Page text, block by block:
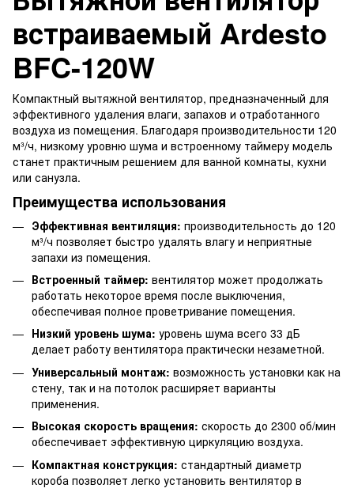
встраиваемый Ardesto
BFC-120W
Компактный вытяжной вентилятор, предназначенный для
эффективного удаления влаги, запахов и отработанного
воздуха из помещения. Благодаря производительности 120
м³/ч, низкому уровню шума и встроенному таймеру модель
станет практичным решением для ванной комнаты, кухни
или санузла.
Преимущества использования
Эффективная вентиляция: производительность до 120
м³/ч позволяет быстро удалять влагу и неприятные
запахи из помещения.
Встроенный таймер: вентилятор может продолжать
работать некоторое время после выключения,
обеспечивая полное проветривание помещения.
Низкий уровень шума: уровень шума всего 33 дБ
делает работу вентилятора практически незаметной.
Универсальный монтаж: возможность установки как на
стену, так и на потолок расширяет варианты
применения.
Высокая скорость вращения: скорость до 2300 об/мин
обеспечивает эффективную циркуляцию воздуха.
Компактная конструкция: стандартный диаметр
короба позволяет легко установить вентилятор в